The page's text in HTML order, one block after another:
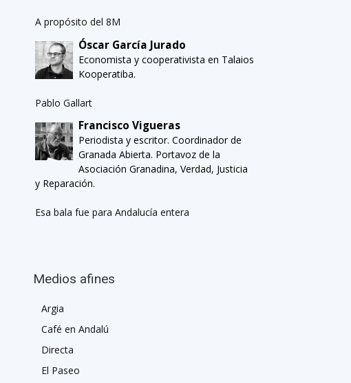
A propósito del 8M
Óscar García Jurado
Economista y cooperativista en Talaios
Kooperatiba.
Pablo Gallart
Francisco Vigueras
Periodista y escritor. Coordinador de
Granada Abierta. Portavoz de la
Asociación Granadina, Verdad, Justicia
y Reparación.
Esa bala fue para Andalucía entera
Medios afines
Argia
Café en Andalú
Directa
El Paseo